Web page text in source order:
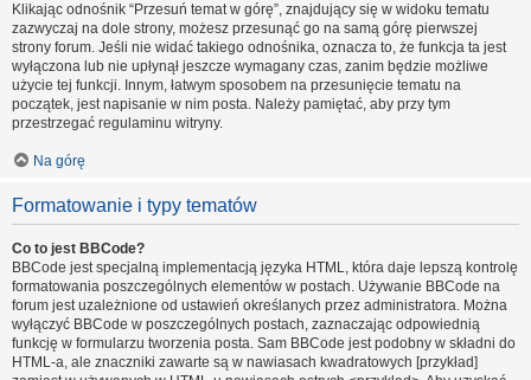
Klikając odnośnik “Przesuń temat w górę”, znajdujący się w widoku tematu
zazwyczaj na dole strony, możesz przesunąć go na samą górę pierwszej
strony forum. Jeśli nie widać takiego odnośnika, oznacza to, że funkcja ta jest
wyłączona lub nie upłynął jeszcze wymagany czas, zanim będzie możliwe
użycie tej funkcji. Innym, łatwym sposobem na przesunięcie tematu na
początek, jest napisanie w nim posta. Należy pamiętać, aby przy tym
przestrzegać regulaminu witryny.
Na górę
Formatowanie i typy tematów
Co to jest BBCode?
BBCode jest specjalną implementacją języka HTML, która daje lepszą kontrolę
formatowania poszczególnych elementów w postach. Używanie BBCode na
forum jest uzależnione od ustawień określanych przez administratora. Można
wyłączyć BBCode w poszczególnych postach, zaznaczając odpowiednią
funkcję w formularzu tworzenia posta. Sam BBCode jest podobny w składni do
HTML-a, ale znaczniki zawarte są w nawiasach kwadratowych [przykład]